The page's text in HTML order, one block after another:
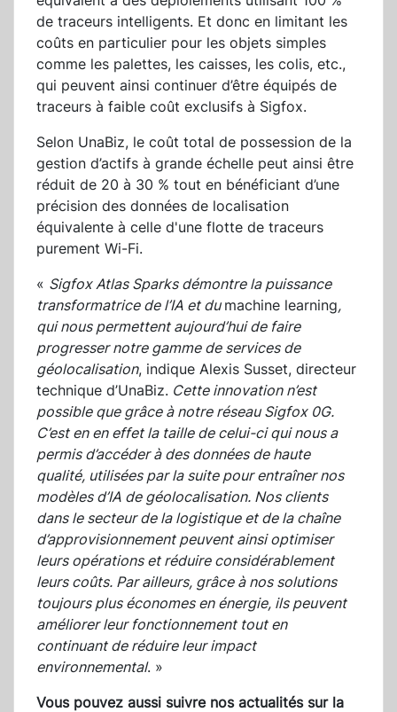
de traceurs intelligents. Et donc en limitant les
coûts en particulier pour les objets simples
comme les palettes, les caisses, les colis, etc.,
qui peuvent ainsi continuer d’être équipés de
traceurs à faible coût exclusifs à Sigfox.
Selon UnaBiz, le coût total de possession de la
gestion d’actifs à grande échelle peut ainsi être
réduit de 20 à 30 % tout en bénéficiant d’une
précision des données de localisation
équivalente à celle d'une flotte de traceurs
purement Wi-Fi.
« Sigfox Atlas Sparks démontre la puissance
transformatrice de l’IA et dumachine learning,
qui nous permettent aujourd’hui de faire
progresser notre gamme de services de
géolocalisation, indique Alexis Susset, directeur
technique d’UnaBiz. Cette innovation n’est
possible que grâce à notre réseau Sigfox 0G.
C’est en en effet la taille de celui-ci qui nous a
permis d’accéder à des données de haute
qualité, utilisées par la suite pour entraîner nos
modèles d’IA de géolocalisation. Nos clients
dans le secteur de la logistique et de la chaîne
d’approvisionnement peuvent ainsi optimiser
leurs opérations et réduire considérablement
leurs coûts. Par ailleurs, grâce à nos solutions
toujours plus économes en énergie, ils peuvent
améliorer leur fonctionnement tout en
continuant de réduire leur impact
environnemental. »
Vous pouvez aussi suivre nos actualités sur la